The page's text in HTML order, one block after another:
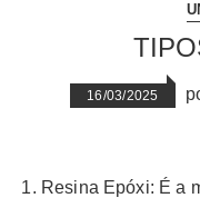
16/03/2025
1. Resina Epóxi: É a